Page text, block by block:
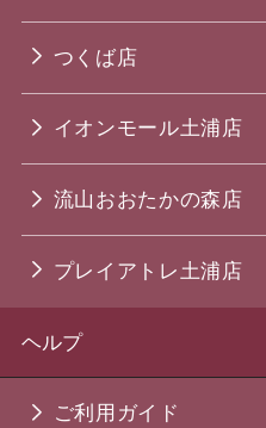
つくば店
イオンモール土浦店
流山おおたかの森店
プレイアトレ土浦店
ヘルプ
ご利用ガイド